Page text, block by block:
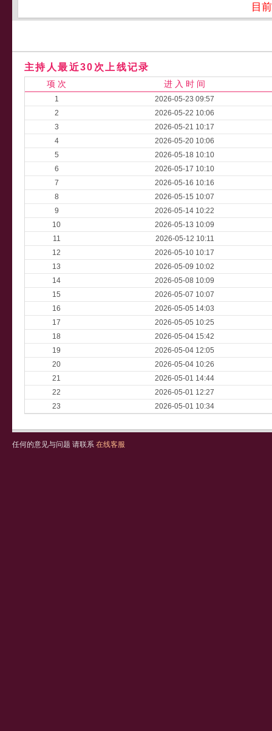
目
主持人最近30次上线记录
项 次 进 入 时 间
1
2026-05-23 09:57
2
2026-05-22 10:06
3
2026-05-21 10:17
4
2026-05-20 10:06
5
2026-05-18 10:10
6
2026-05-17 10:10
7
2026-05-16 10:16
8
2026-05-15 10:07
9
2026-05-14 10:22
10
2026-05-13 10:09
11
2026-05-12 10:11
12
2026-05-10 10:17
13
2026-05-09 10:02
14
2026-05-08 10:09
15
2026-05-07 10:07
16
2026-05-05 14:03
17
2026-05-05 10:25
18
2026-05-04 15:42
19
2026-05-04 12:05
20
2026-05-04 10:26
21
2026-05-01 14:44
22
2026-05-01 12:27
23
2026-05-01 10:34
任何的意见与问题 请联系 在线客服